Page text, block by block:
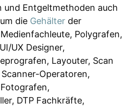
und Entgeltmethoden auch
die Gehälter der
Polygrafen,
UX Designer,
Layouter, Scan
Operatoren,
DTP Fachkräfte,